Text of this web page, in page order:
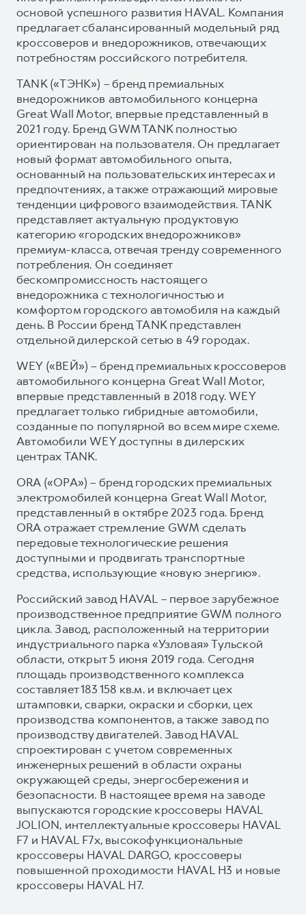
основой успешного развития HAVAL. Компания
предлагает сбалансированный модельный ряд
кроссоверов и внедорожников, отвечающих
потребностям российского потребителя.
TANK («ТЭНК») – бренд премиальных
внедорожников автомобильного концерна
Great Wall Motor, впервые представленный в
2021 году. Бренд GWM TANK полностью
ориентирован на пользователя. Он предлагает
новый формат автомобильного опыта,
основанный на пользовательских интересах и
предпочтениях, а также отражающий мировые
тенденции цифрового взаимодействия. TANK
представляет актуальную продуктовую
категорию «городских внедорожников»
премиум-класса, отвечая тренду современного
потребления. Он соединяет
бескомпромиссность настоящего
внедорожника с технологичностью и
комфортом городского автомобиля на каждый
день. В России бренд TANK представлен
отдельной дилерской сетью в 49 городах.
WEY («ВЕЙ») – бренд премиальных кроссоверов
автомобильного концерна Great Wall Motor,
впервые представленный в 2018 году. WEY
предлагает только гибридные автомобили,
созданные по популярной во всем мире схеме.
Автомобили WEY доступны в дилерских
центрах TANK.
ORA («ОРА») – бренд городских премиальных
электромобилей концерна Great Wall Motor,
представленный в октябре 2023 года. Бренд
ORA отражает стремление GWM сделать
передовые технологические решения
доступными и продвигать транспортные
средства, использующие «новую энергию».
Российский завод HAVAL – первое зарубежное
производственное предприятие GWM полного
цикла. Завод, расположенный на территории
индустриального парка «Узловая» Тульской
области, открыт 5 июня 2019 года. Сегодня
площадь производственного комплекса
составляет 183 158 кв.м. и включает цех
штамповки, сварки, окраски и сборки, цех
производства компонентов, а также завод по
производству двигателей. Завод HAVAL
спроектирован с учетом современных
инженерных решений в области охраны
окружающей среды, энергосбережения и
безопасности. В настоящее время на заводе
выпускаются городские кроссоверы HAVAL
JOLION, интеллектуальные кроссоверы HAVAL
F7 и HAVAL F7x, высокофункциональные
кроссоверы HAVAL DARGO, кроссоверы
повышенной проходимости HAVAL H3 и новые
кроссоверы HAVAL H7.